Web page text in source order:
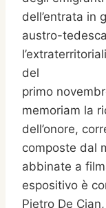
dell’entrata in
austro-
del
primo
memoriam la
dell’onore,
composte dal
abbinate a
espositivo è
Pietro De